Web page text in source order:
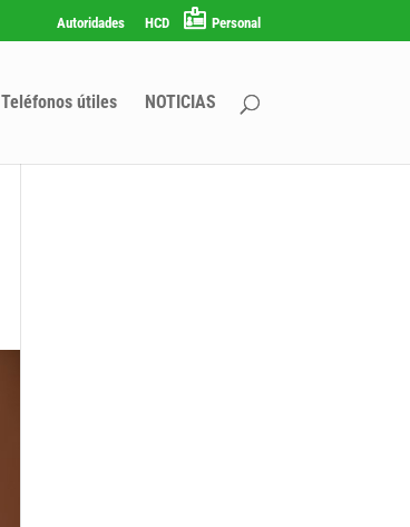
Autoridades HCD Personal
Teléfonos útiles NOTICIAS